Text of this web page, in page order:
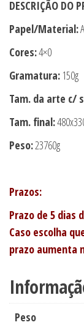
DESCRIÇÃO DO
Papel/Material:
Cores:4×0
Gramatura: 150g
Tam. da arte c/
Tam. final:
Peso:23760g
Prazos:
Prazo de 5 dias
Caso escolha
prazo aumenta
Peso